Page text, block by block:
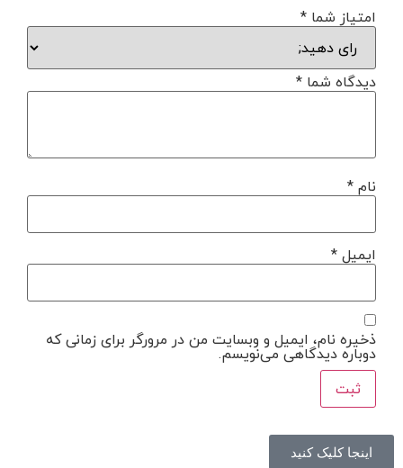
امتیاز شما *
دیدگاه شما *
نام*
ایمیل*
ذخیره نام، ایمیل و وبسایت من در مرورگر برای زمانی که
دوباره دیدگاهی می‌نویسم.
اینجا کلیک کنید